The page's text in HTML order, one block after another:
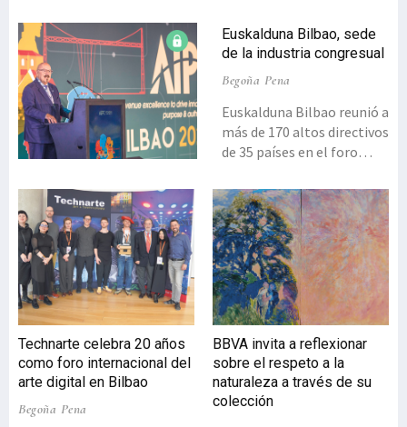
Euskalduna Bilbao, sede
de la industria congresual
Begoña Pena
Euskalduna Bilbao reunió a
más de 170 altos directivos
de 35 países en el foro
sector de reuniones, el
encuentro de la Asociación
Internacional de Palacios
de Congresos (AIPC), un
hito que consolidó la
proyección internacional
de Bizkaia y sirvió para
innovación tecnológica
debe aliarse con la
autenticidad y la
experiencia humana,
Technarte celebra 20 años
como foro internacional del
arte digital en Bilbao
Begoña Pena
BBVA invita a reflexionar
sobre el respeto a la
naturaleza a través de su
colección